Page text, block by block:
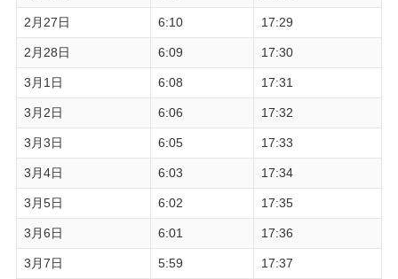
2月27日 6:10 17:29
2月28日 6:09 17:30
3月1日 6:08 17:31
3月2日 6:06 17:32
3月3日 6:05 17:33
3月4日 6:03 17:34
3月5日 6:02 17:35
3月6日 6:01 17:36
3月7日 5:59 17:37